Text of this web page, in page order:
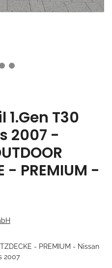
T30
2007 -
- PREMIUM -
- PREMIUM - Nissan
2007